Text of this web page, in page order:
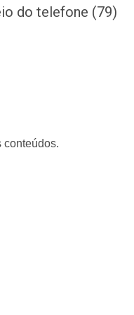
do telefone (79)
conteúdos.